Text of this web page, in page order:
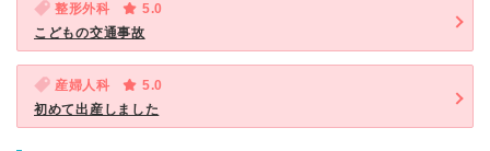
整形外科
5.0
こどもの交通事故
産婦人科
5.0
初めて出産しました